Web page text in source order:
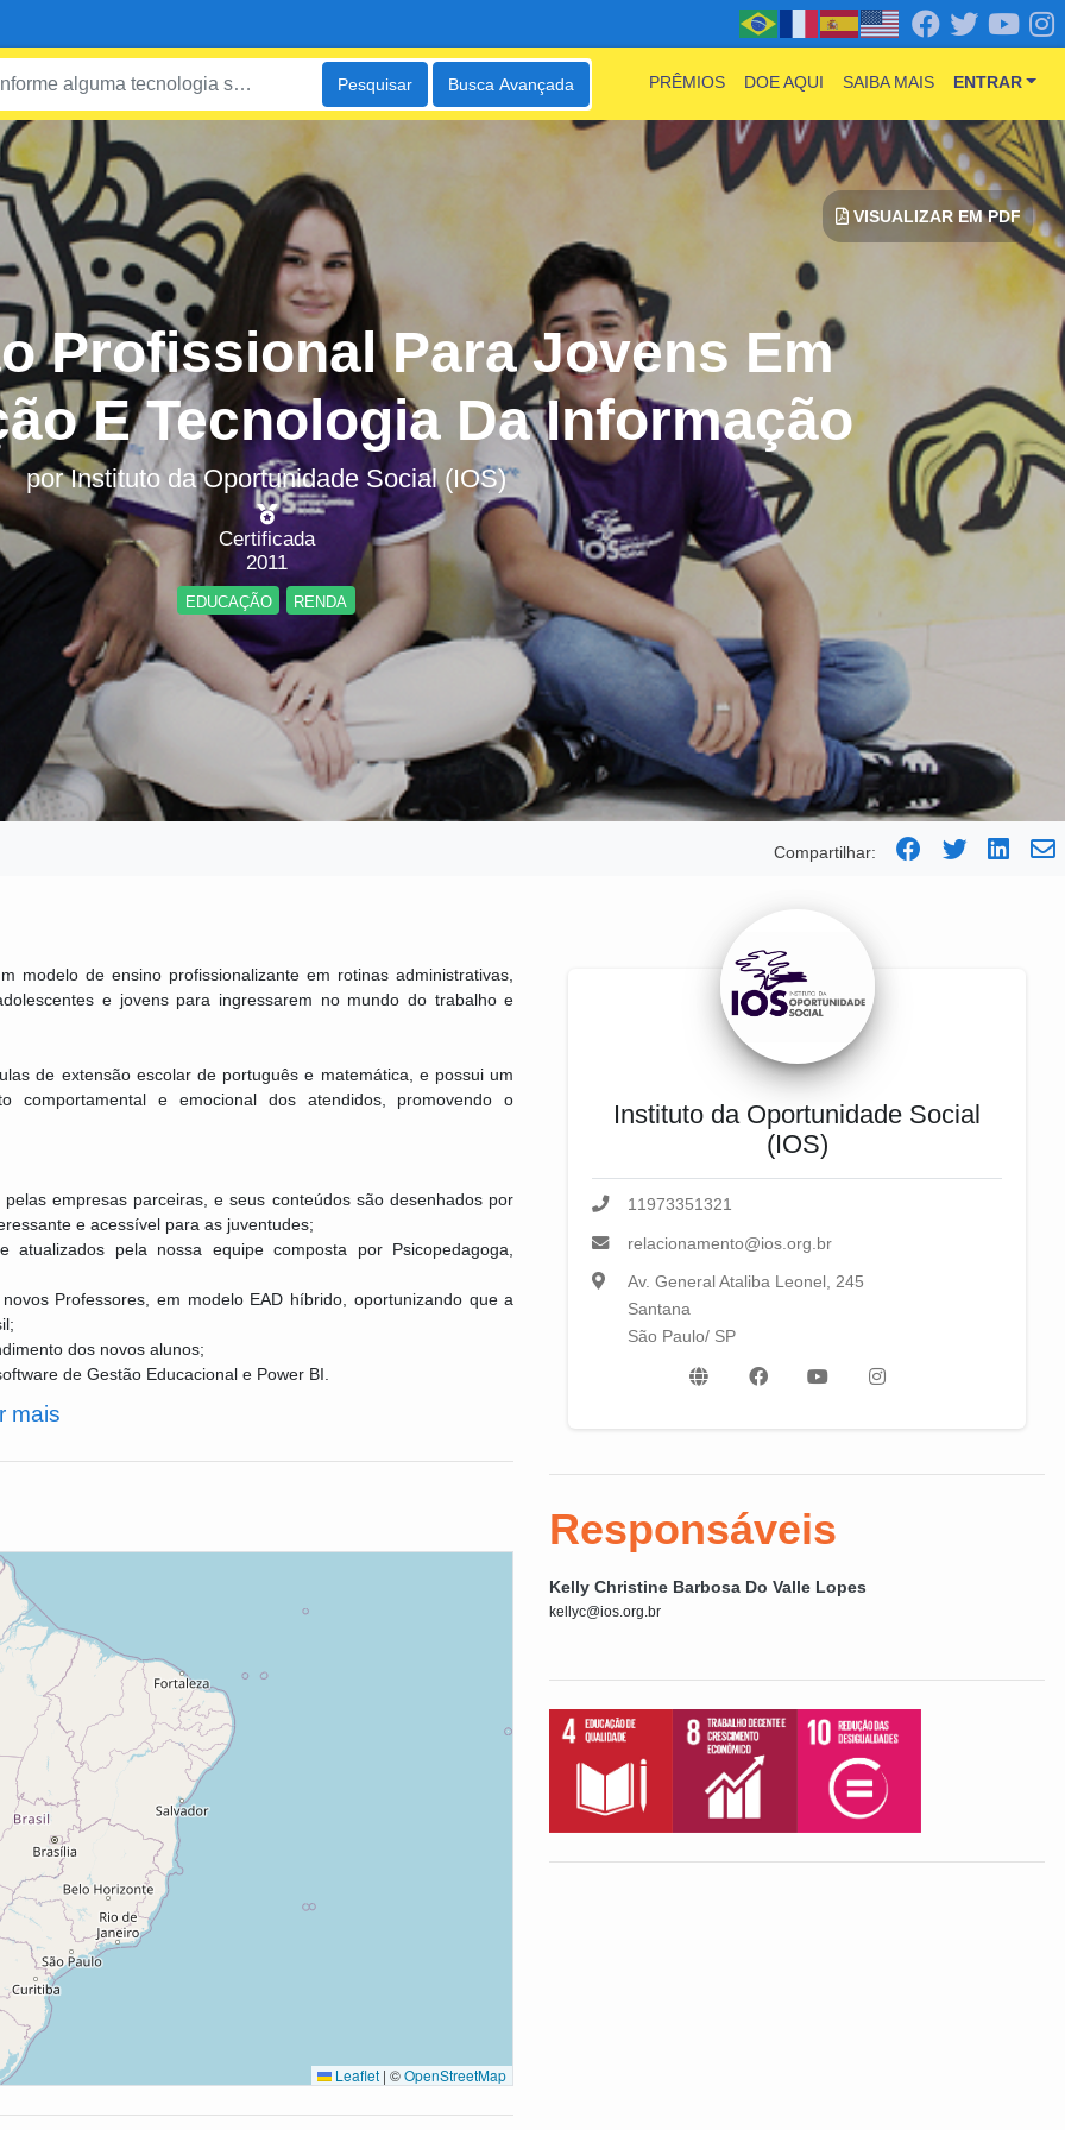
Pesquisar Busca Avançada PRÊMIOS DOE AQUI SAIBA MAIS ENTRAR
Profissional Para Jovens Em
E Tecnologia Da Informação
porInstituto da Oportunidade Social (IOS)
Certificada
2011
EDUCAÇÃO RENDA
VISUALIZAR EM PDF
Compartilhar:
modelo de ensino profissionalizante em rotinas administrativas,
e jovens para ingressarem no mundo do trabalho e
de extensão escolar de português e matemática, e possui um
comportamental e emocional dos atendidos, promovendo o
empresas parceiras, e seus conteúdos são desenhados por
e acessível para as juventudes;
atualizados pela nossa equipe composta por Psicopedagoga,
Professores, em modelo EAD híbrido, oportunizando que a
dos novos alunos;
de Gestão Educacional e Power BI.
mais
Leaflet | ©OpenStreetMap
Instituto da Oportunidade Social
(IOS)
11973351321
relacionamento@ios.org.br
Av. General Ataliba Leonel, 245
Santana
São Paulo/ SP
Responsáveis
Kelly Christine Barbosa Do Valle Lopes
kellyc@ios.org.br